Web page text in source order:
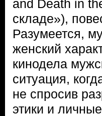
and Death in
складе»),
Разумеется,
женский
кинодела
ситуация,
не спросив
этики и